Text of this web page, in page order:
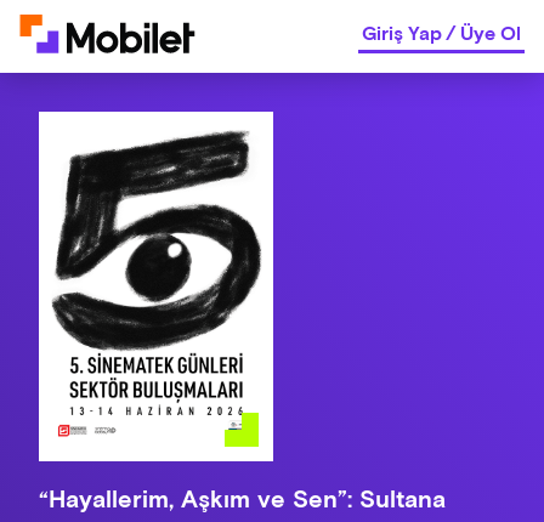
Giriş Yap/Üye Ol
“Hayallerim, Aşkım ve Sen”: Sultana